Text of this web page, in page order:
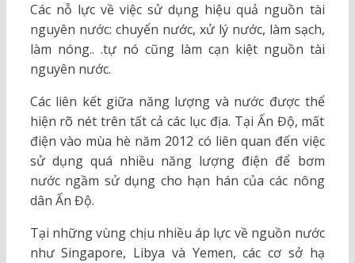
Các nỗ lực về việc sử dụng hiệu quả nguồn tài
nguyên nước: chuyển nước, xử lý nước, làm sạch,
làm nóng.. .tự nó cũng làm cạn kiệt nguồn tài
nguyên nước.
Các liên kết giữa năng lượng và nước được thể
hiện rõ nét trên tất cả các lục địa. Tại Ấn Độ, mất
điện vào mùa hè năm 2012 có liên quan đến việc
sử dụng quá nhiều năng lượng điện để bơm
nước ngầm sử dụng cho hạn hán của các nông
dân Ấn Độ.
Tại những vùng chịu nhiều áp lực về nguồn nước
như Singapore, Libya và Yemen, các cơ sở hạ